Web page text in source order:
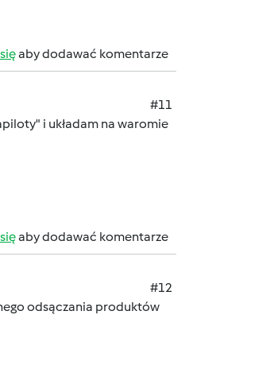
aby dodawać komentarze
#11
i układam na waromie
aby dodawać komentarze
#12
odsączania produktów